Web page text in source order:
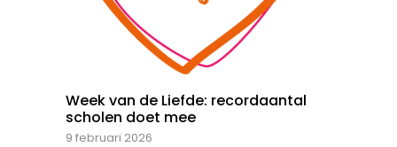
Week van de Liefde: recordaantal
scholen doet mee
9 februari 2026